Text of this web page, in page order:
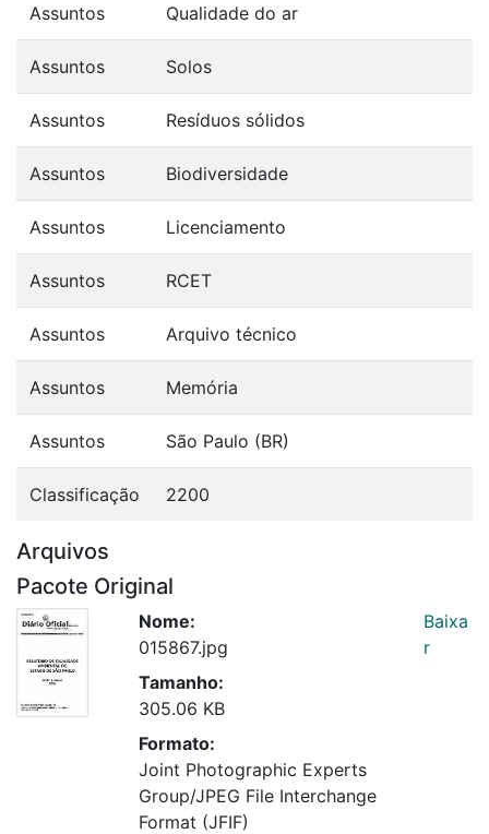
Assuntos Qualidade do ar
Assuntos Solos
Assuntos Resíduos sólidos
Assuntos Biodiversidade
Assuntos Licenciamento
Assuntos RCET
Assuntos Arquivo técnico
Assuntos Memória
Assuntos São Paulo (BR)
Classificação 2200
Arquivos
Pacote Original
Nome:
015867.jpg
Tamanho:
305.06 KB
Formato:
Joint Photographic Experts
Group/JPEG File Interchange
Format (JFIF)
Baixa
r